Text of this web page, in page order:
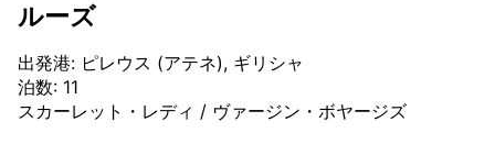
ルーズ
出発港: ピレウス (アテネ), ギリシャ
泊数: 11
スカーレット・レディ / ヴァージン・ボヤージズ